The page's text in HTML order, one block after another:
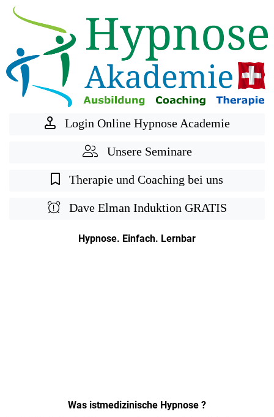
Login Online Hypnose Academie
Unsere Seminare
Therapie und Coaching bei uns
Dave Elman Induktion GRATIS
Hypnose. Einfach. Lernbar
Was istmedizinische Hypnose ?